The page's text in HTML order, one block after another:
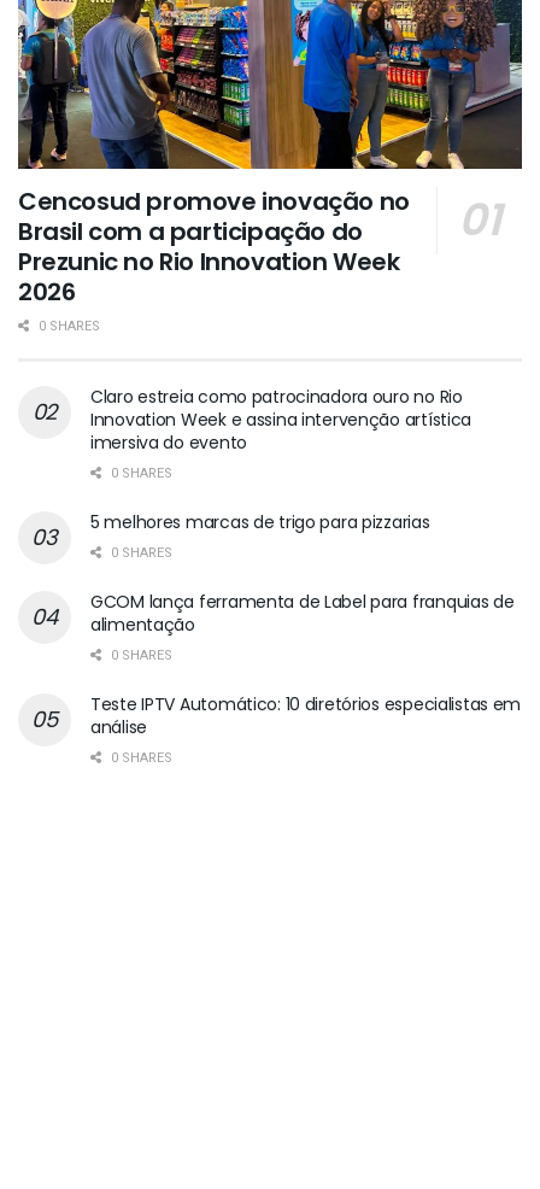
Cencosud promove inovação no
Brasil com a participação do
Prezunic no Rio Innovation Week
2026
0 SHARES
Claro estreia como patrocinadora ouro no Rio
Innovation Week e assina intervenção artística
imersiva do evento
0 SHARES
5 melhores marcas de trigo para pizzarias
0 SHARES
GCOM lança ferramenta de Label para franquias de
alimentação
0 SHARES
Teste IPTV Automático: 10 diretórios especialistas em
análise
0 SHARES